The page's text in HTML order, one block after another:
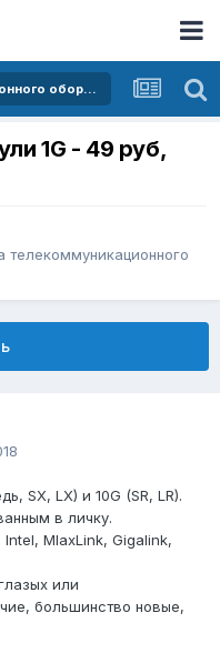
Покупка и продажа телекоммуникационного оборудования
1G - 49 руб,
телекоммуникационного
SX, LX) и 10G (SR, LR).
в личку.
MlaxLink, Gigalink,
или
большинство новые,